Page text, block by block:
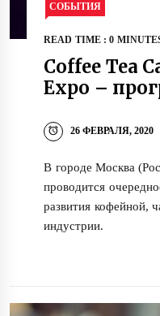
СОБЫТИЯ
READ TIME : 0
Coffee Tea
Expo –
26 ФЕВРАЛЯ, 2020
В городе Москва
проводится
развития кофейной,
индустрии.